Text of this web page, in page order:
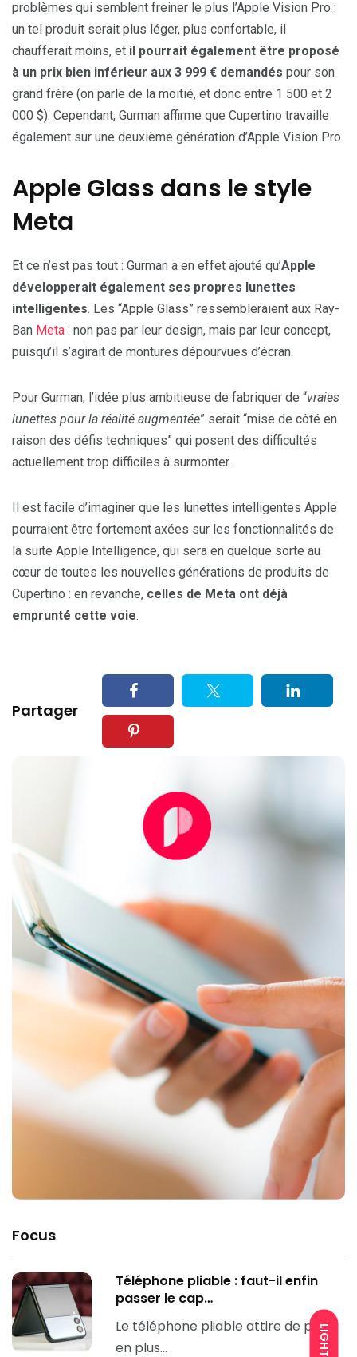
LIGHT
problèmes qui semblent freiner le plus l’Apple Vision Pro :
un tel produit serait plus léger, plus confortable, il
chaufferait moins, et il pourrait également être proposé
à un prix bien inférieur aux 3 999 € demandés pour son
grand frère (on parle de la moitié, et donc entre 1 500 et 2
000 $). Cependant, Gurman affirme que Cupertino travaille
également sur une deuxième génération d’Apple Vision Pro.
Apple Glass dans le style
Meta
Et ce n’est pas tout : Gurman a en effet ajouté qu’Apple
développerait également ses propres lunettes
intelligentes. Les “Apple Glass” ressembleraient aux Ray-
Ban Meta : non pas par leur design, mais par leur concept,
puisqu’il s’agirait de montures dépourvues d’écran.
Pour Gurman, l’idée plus ambitieuse de fabriquer de “vraies
lunettes pour la réalité augmentée” serait “mise de côté en
raison des défis techniques” qui posent des difficultés
actuellement trop difficiles à surmonter.
Il est facile d’imaginer que les lunettes intelligentes Apple
pourraient être fortement axées sur les fonctionnalités de
la suite Apple Intelligence, qui sera en quelque sorte au
cœur de toutes les nouvelles générations de produits de
Cupertino : en revanche, celles de Meta ont déjà
emprunté cette voie.
Partager
Focus
Téléphone pliable : faut-il enfin
passer le cap…
Le téléphone pliable attire de plus
en plus…